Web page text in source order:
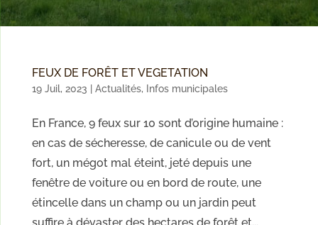
FEUX DE FORÊT ET VEGETATION
19 Juil, 2023 Actualités, Infos municipales
En France, 9 feux sur 10 sont d’origine humaine :
en cas de sécheresse, de canicule ou de vent
fort, un mégot mal éteint, jeté depuis une
fenêtre de voiture ou en bord de route, une
étincelle dans un champ ou un jardin peut